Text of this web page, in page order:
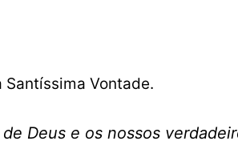
Santíssima Vontade.
Deus e os nossos